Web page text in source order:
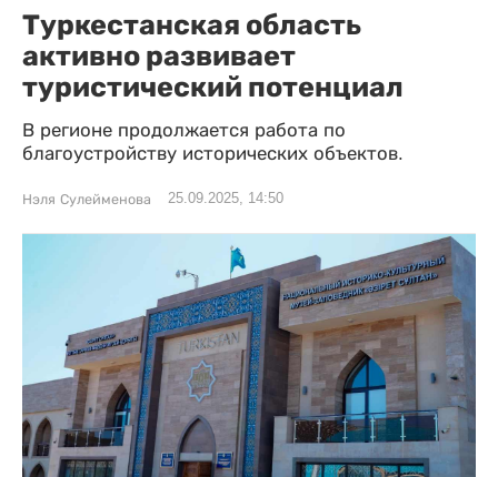
Туркестанская область
активно развивает
туристический потенциал
В регионе продолжается работа по
благоустройству исторических объектов.
Нэля Сулейменова 25.09.2025, 14:50